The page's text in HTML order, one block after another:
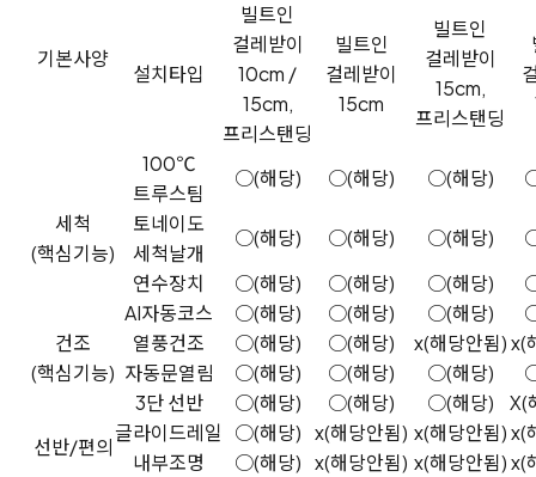
기본사양
설치타입
빌트인
걸레받이
10cm /
15cm,
프리스탠딩
빌트인
걸레받이
15cm
빌트인
걸레받이
15cm,
프리스탠딩
세척
(핵심기능)
100℃
트루스팀
○(해당) ○(해당) ○(해당)
토네이도
세척날개
○(해당) ○(해당) ○(해당)
연수장치
○(해당) ○(해당) ○(해당)
AI자동코스
○(해당) ○(해당) ○(해당)
건조
(핵심기능)
열풍건조 ○(해당) ○(해당) x(해당안됨)x(
자동문열림
○(해당) ○(해당) ○(해당)
선반/편의
3단 선반 ○(해당) ○(해당) ○(해당)
X(
글라이드레일
○(해당) x(해당안됨) x(해당안됨)x(
내부조명
○(해당) x(해당안됨) x(해당안됨)x(